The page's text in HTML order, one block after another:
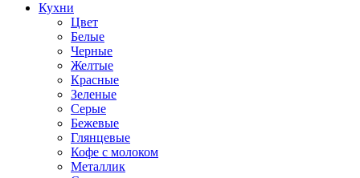
Кухни
Цвет
Белые
Черные
Желтые
Красные
Зеленые
Серые
Бежевые
Глянцевые
Кофе с молоком
Металлик